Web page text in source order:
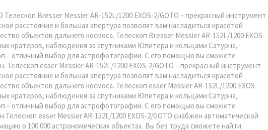
Телескоп Bresser Messier AR-152L/1200 EXOS-2/GOTO – прекрасный инструмент
расстояние и большая апертура позволят вам насладиться красотой
объектов дальнего космоса. Телескоп Bresser Messier AR-152L/1200 EXOS-
кратеров, наблюдения за спутниками Юпитера и кольцами Сатурна,
– отличный выбор для астрофотографии. С его помощью вы сможете
esser Messier AR-152L/1200 EXOS-2/GOTO – прекрасный инструмент
расстояние и большая апертура позволят вам насладиться красотой
объектов дальнего космоса. Телескоп esser Messier AR-152L/1200 EXOS-
кратеров, наблюдения за спутниками Юпитера и кольцами Сатурна,
– отличный выбор для астрофотографии. С его помощью вы сможете
esser Messier AR-152L/1200 EXOS-2/GOTO снабжен автоматической
о 100 000 астрономических объектах. Вы без труда сможете найти